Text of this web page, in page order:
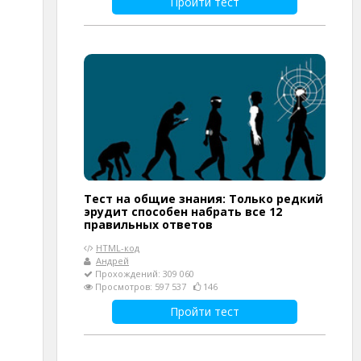
Тест на общие знания: Только редкий
эрудит способен набрать все 12
правильных ответов
HTML-код
Андрей
Прохождений: 309 060
Просмотров: 597 537
146
Пройти тест